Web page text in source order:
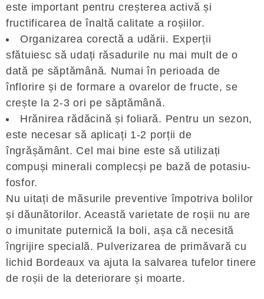
este important pentru creșterea activă și
fructificarea de înaltă calitate a roșiilor.
Organizarea corectă a udării. Experții
sfătuiesc să udați răsadurile nu mai mult de o
dată pe săptămână. Numai în perioada de
înflorire și de formare a ovarelor de fructe, se
crește la 2-3 ori pe săptămână.
Hrănirea rădăcină și foliară. Pentru un sezon,
este necesar să aplicați 1-2 porții de
îngrășământ. Cel mai bine este să utilizați
compuși minerali complecși pe bază de potasiu-
fosfor.
Nu uitați de măsurile preventive împotriva bolilor
și dăunătorilor. Această varietate de roșii nu are
o imunitate puternică la boli, așa că necesită
îngrijire specială. Pulverizarea de primăvară cu
lichid Bordeaux va ajuta la salvarea tufelor tinere
de roșii de la deteriorare și moarte.